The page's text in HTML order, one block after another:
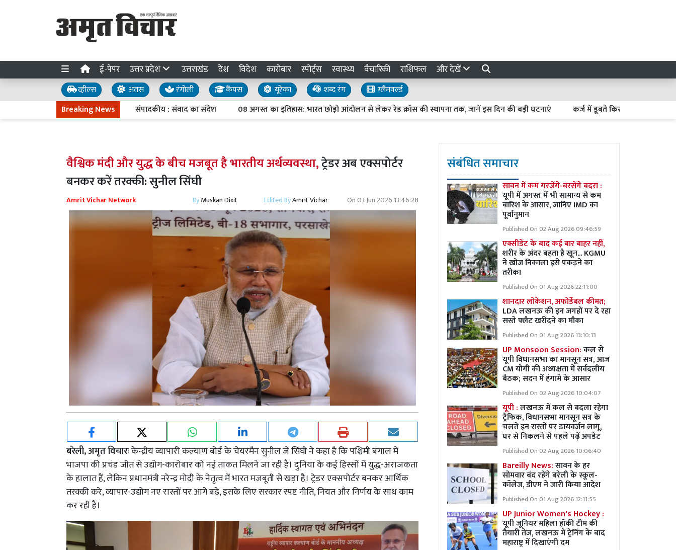
ई-पेपर उत्तर प्रदेश उत्तराखंड देश विदेश कारोबार स्पोर्ट्स स्वास्थ्य वैचारिकी राशिफल और देखें
व्हील्स अंतस रंगोली कैंपस यूरेका शब्द रंग
ग्लैमवर्ल्ड
Breaking Newsसंपादकीय : संवाद का संदेश 08 अगस्त का इतिहास: भारत छोड़ो आंदोलन से लेकर रेड क्रॉस की स्थापना तक, जानें इस दिन की बड़ी घटनाएं कर्ज में डूबते किसान कैसे बनें अर्थव्यवस्था का
वैश्विक मंदी और युद्ध के बीच मजबूत है भारतीय अर्थव्यवस्था,ट्रेडर अब एक्सपोर्टर
बनकर करें तरक्की: सुनील सिंघी
Amrit Vichar Network ByMuskan Dixit Edited ByAmrit Vichar On03 Jun 2026 13:46:28
बरेली, अमृत विचारःकेन्द्रीय व्यापारी कल्याण बोर्ड के चेयरमैन सुनील जें सिंघी ने कहा है कि पश्चिमी बंगाल में
भाजपा की प्रचंड जीत से उद्योग-कारोबार को नई ताकत मिलने जा रही है। दुनिया के कई हिस्सों में युद्ध-अराजकता
के हालात हैं, लेकिन प्रधानमंत्री नरेन्द्र मोदी के नेतृत्व में भारत मजबूती से खड़ा है। ट्रेडर एक्सपोर्टर बनकर आर्थिक
तरक्की करे, व्यापार-उद्योग नए रास्तों पर आगे बढ़े, इसके लिए सरकार स्पष्ट नीति, नियत और निर्णय के साथ काम
कर रही है।
संबंधित समाचार
सावन में कम गरजेंगे-बरसेंगे बदरा :
यूपी में अगस्त में भी सामान्य से कम
बारिश के आसार, जानिए IMD का
पूर्वानुमान
Published On 02 Aug 2026 09:46:59
एक्सीडेंट के बाद कई बार बाहर नहीं,
शरीर के अंदर बहता है खून... KGMU
ने खोज निकाला इसे पकड़ने का
तरीका
Published On 01 Aug 2026 22:11:00
शानदार लोकेशन, अफोर्डेबल कीमत;
LDA लखनऊ की इन जगहों पर दे रहा
सस्ते फ्लैट खरीदने का मौका
Published On 01 Aug 2026 13:10:13
UP Monsoon Session:कल से
यूपी विधानसभा का मानसून सत्र, आज
CM योगी की अध्यक्षता में सर्वदलीय
बैठक; सदन में हंगामे के आसार
Published On 02 Aug 2026 10:04:07
यूपी :लखनऊ में कल से बदला रहेगा
ट्रैफिक, विधानसभा मानसून सत्र के
चलते इन रास्तों पर डायवर्जन लागू,
घर से निकलने से पहले पढ़ें अपडेट
Published On 02 Aug 2026 10:06:40
Bareilly News:सावन के हर
सोमवार बंद रहेंगे बरेली के स्कूल-
कॉलेज, डीएम ने जारी किया आदेश
Published On 01 Aug 2026 12:11:55
UP Junior Women's Hockey :
यूपी जूनियर महिला हॉकी टीम की
तैयारी तेज, लखनऊ में ट्रेनिंग के बाद
महाराष्ट्र में दिखाएंगी दम